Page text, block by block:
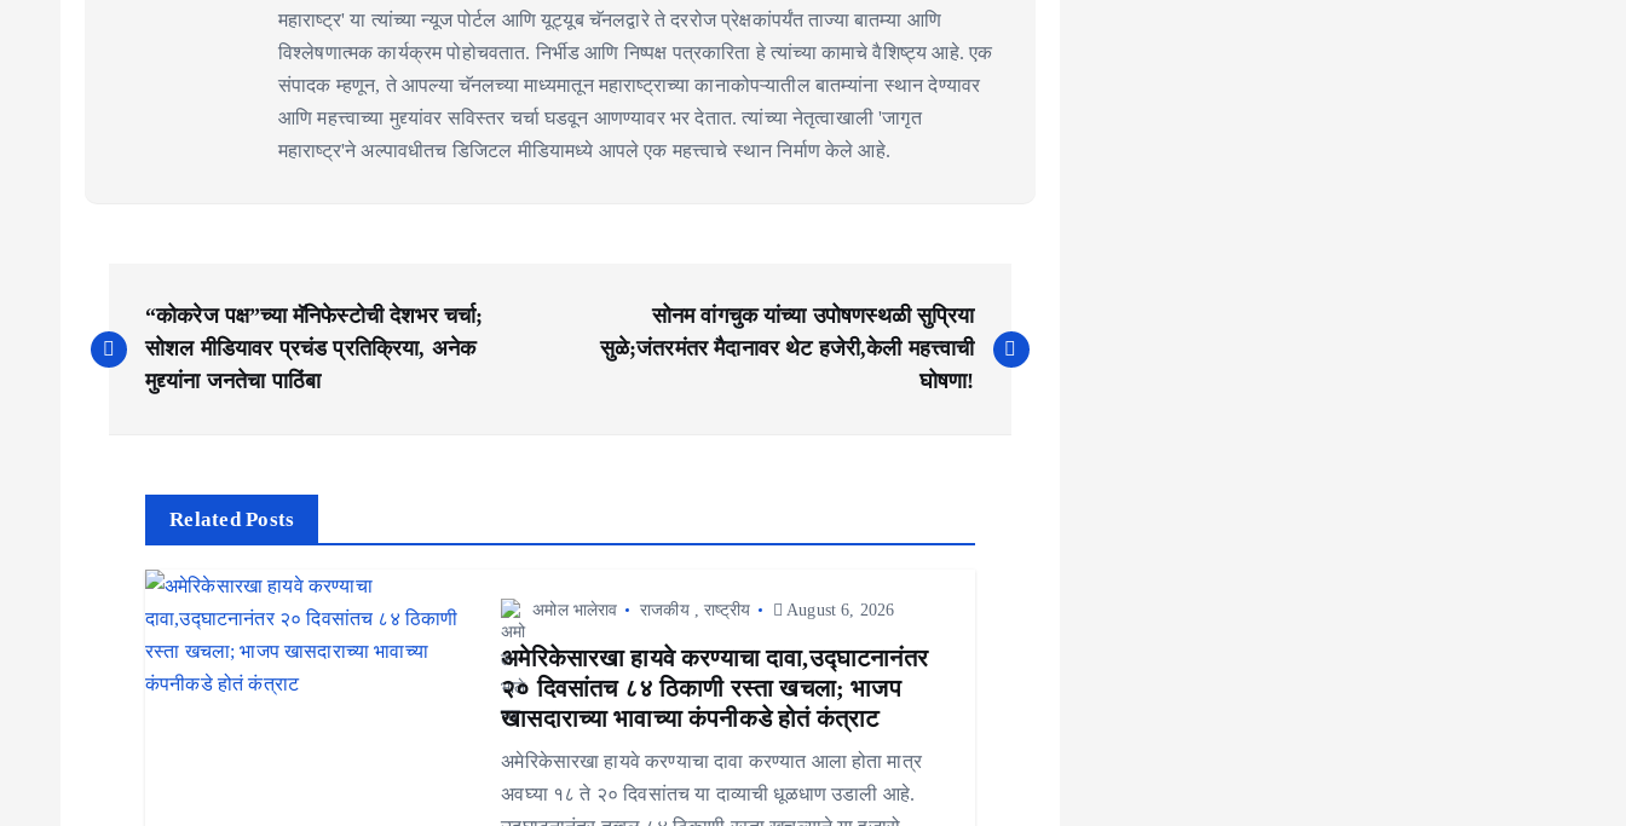
महाराष्ट्र' या त्यांच्या न्यूज पोर्टल आणि यूट्यूब चॅनलद्वारे ते दररोज प्रेक्षकांपर्यंत ताज्या बातम्या आणि
विश्लेषणात्मक कार्यक्रम पोहोचवतात. निर्भीड आणि निष्पक्ष पत्रकारिता हे त्यांच्या कामाचे वैशिष्ट्य आहे. एक
संपादक म्हणून, ते आपल्या चॅनलच्या माध्यमातून महाराष्ट्राच्या कानाकोपऱ्यातील बातम्यांना स्थान देण्यावर
आणि महत्त्वाच्या मुद्द्यांवर सविस्तर चर्चा घडवून आणण्यावर भर देतात. त्यांच्या नेतृत्वाखाली 'जागृत
महाराष्ट्र'ने अल्पावधीतच डिजिटल मीडियामध्ये आपले एक महत्त्वाचे स्थान निर्माण केले आहे.
o
“कोकरेज पक्ष”च्या मॅनिफेस्टोची देशभर चर्चा;
सोशल मीडियावर प्रचंड प्रतिक्रिया, अनेक
मुद्द्यांना जनतेचा पाठिंबा
सोनम वांगचुक यांच्या उपोषणस्थळी सुप्रिया
सुळे;जंतरमंतर मैदानावर थेट हजेरी,केली महत्त्वाची
घोषणा!
Related Posts
अमोल भालेराव राजकीय,राष्ट्रीय August 6, 2026
अमेरिकेसारखा हायवे करण्याचा दावा,उद्घाटनानंतर
२० दिवसांतच ८४ ठिकाणी रस्ता खचला; भाजप
खासदाराच्या भावाच्या कंपनीकडे होतं कंत्राट
अमेरिकेसारखा हायवे करण्याचा दावा करण्यात आला होता मात्र
अवघ्या १८ ते २० दिवसांतच या दाव्याची धूळधाण उडाली आहे.